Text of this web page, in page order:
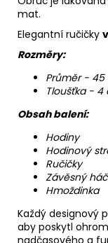
mat.
Elegantní ručičky
Rozměry:
Průměr - 45
Tloušťka - 4
Obsah balení:
Hodiny
Hodinový
Ručičky
Závěsný
Hmoždinka
Každý designový
aby poskytl
nadčasového a